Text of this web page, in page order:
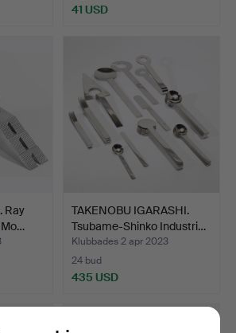
41 USD
Ray
Mo…
TAKENOBU IGARASHI.
Tsubame-Shinko Industri…
Klubbades 2 apr 2023
24 bud
435 USD